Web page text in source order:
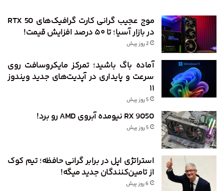
موج عجیب گرانی کارت گرافیک‌های RTX 50
در بازار آسیا؛ تا ۵۰ درصد افزایش قیمت!
2 روز پیش
آماده باگ باشید؛ تمرکز مایکروسافت روی
سرعت و پایداری در آپدیت‌های جدید ویندوز
۱۱
5 روز پیش
RX 9050 نیومده آبروی AMD رو برد!
5 روز پیش
استراتژی اپل در برابر گرانی حافظه؛ تیم کوک
از تامین‌کنندگان جدید میگه!
6 روز پیش